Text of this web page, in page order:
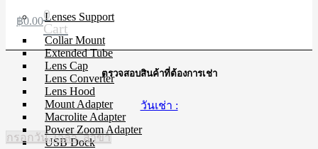
Lenses Support
Collar Mount
Extended Tube
Lens Cap
Lens Converter
Lens Hood
Mount Adapter
Macrolite Adapter
Power Zoom Adapter
USB Dock
฿0.000
Cart
ตรวจสอบสินค้าที่ต้องการเช่า
วันเช่า :
กรอกวัน, เวลา, สาขา